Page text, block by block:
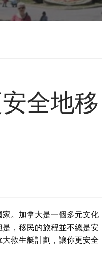
全地移
。加拿大是一個多元文化
，移民的旅程並不總是安
救生艇計劃，讓你更安全